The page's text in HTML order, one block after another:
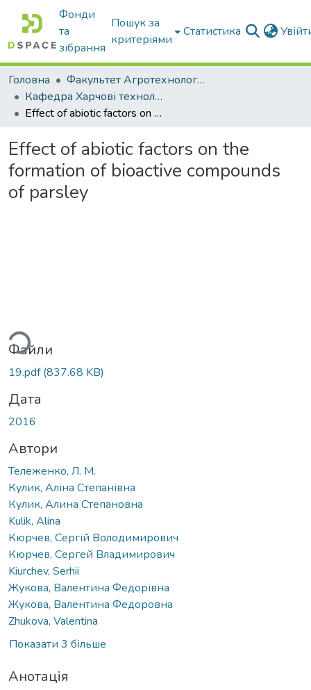
Фонди
та
зібрання
Пошук за
критеріями
Статистика
Головна
Факультет Агротехнологій та екології
Кафедра Харчові технологіі та готельно-ресторанна справа
Effect of abiotic factors on the formation of bioactive compounds of parsley
Effect of abiotic factors on the
formation of bioactive compounds
of parsley
Файли
19.pdf(837.68 KB)
Дата
2016
Автори
Тележенко, Л. М.
Кулик, Аліна Степанівна
Кулик, Алина Степановна
Kulik, Alina
Кюрчев, Сергій Володимирович
Кюрчев, Сергей Владимирович
Kiurchev, Serhii
Жукова, Валентина Федорівна
Жукова, Валентина Федоровна
Zhukova, Valentina
Показати 3 більше
Анотація